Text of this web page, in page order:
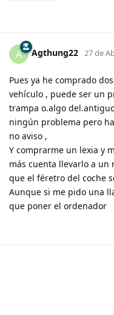
A Agthung22 27 de
Pues ya he comprado
vehículo , puede ser un
trampa o.algo
ningún problema pero
no aviso ,
Y comprarme un lexia y
más cuenta llevarlo a un
que el féretro del coche
Aunque si me pido una
que poner el ordenador